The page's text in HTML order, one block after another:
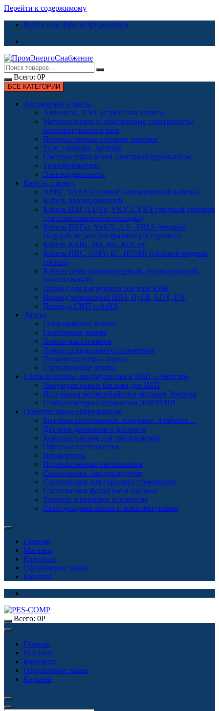
Перейти к содержимому
Войти или Зарегистрироваться
Всего: 0Р
ВСЕ КАТЕГОРИИ
Автоматика и щиты
Автоматы, УЗО, устройства защиты
Металлические и пластиковые электрощиты,
комплектующие к ним
Промышленные силовые разъёмы
Реле, таймеры, датчики
Система управления электрооборудованием
Трансформаторы
Электродвигатели
Кабель, провод
АВВГ, YAKY (силовой алюминиевый кабель)
Кабель бронированный
Кабель ВВГ, YDYp, YKY, CYKY (медный силовой
для стационарной прокладки)
Кабель ВВГнг, YnKY, -LS, -FRLS (медный
твердый не распространяющий горение)
Кабель КВВГ, МКЭШ, КПСнг
Кабель ПВС, OMY, КГ, H05RR (силовой медный
гибкий)
Кабель связи (компьютерный, телевизионный,
коаксиальный)
Провод для погружных насосов КВВ
Провод монтажный ПВЗ, ПуГВ, LGY, DY
Провода СИП и AsXS
Лампы
Газоразрядные лампы
Галогенные лампы
Лампы накаливания
Лампы специального назначения
Люминесцентные лампы
Светодиодные лампы
Стабилизаторы, аккумуляторы и ИБП «Энергия»
Аккумуляторные батареи для ИБП
Источники бесперебойного питания Энергия
Стабилизаторы напряжения ЭНЕРГИЯ
Осветительное оборудование
Бытовые светильники: точечные, плафоны…
Датчики движения и фотореле
Комплектующие для светильников
Офисные светильники
Прожекторы
Промышленные светильники
Светильники бактерицидные
Светильники для торговых помещений
Светильники фасадные и садовые
Уличное и парковое освещение
Светодиодные ленты и комплектующие
Главная
Магазин
Контакты
Оформление заказа
Корзина
Всего: 0Р
Главная
Магазин
Контакты
Оформление заказа
Корзина